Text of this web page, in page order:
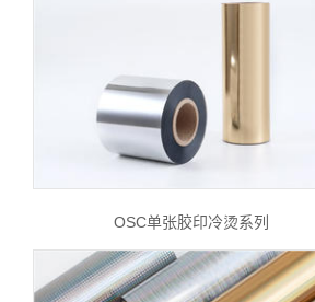
OSC单张胶印冷烫系列